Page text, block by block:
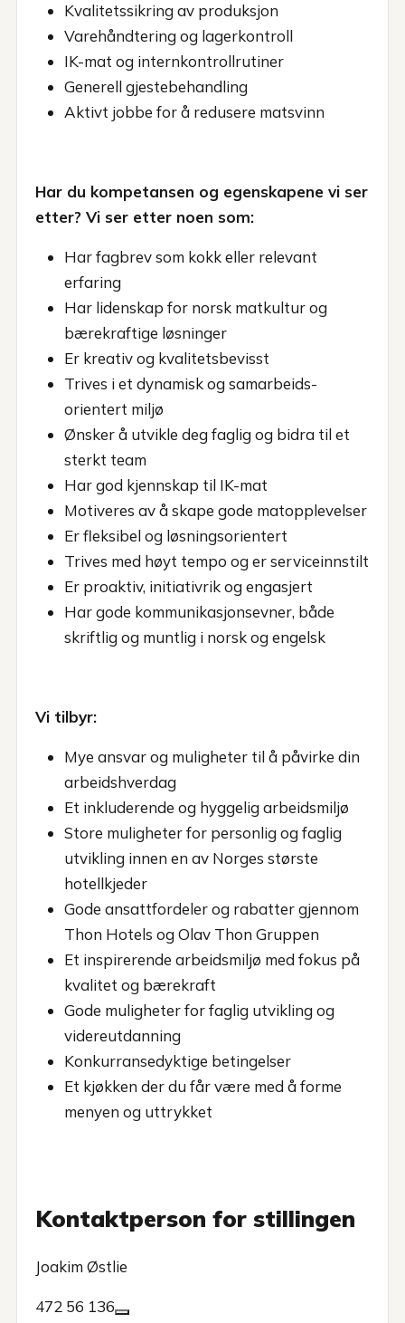
Kvalitetssikring av produksjon
Varehåndtering og lagerkontroll
IK-mat og internkontrollrutiner
Generell gjestebehandling
Aktivt jobbe for å redusere matsvinn
Har du kompetansen og egenskapene vi ser
etter? Vi ser etter noen som:
Har fagbrev som kokk eller relevant
erfaring
Har lidenskap for norsk matkultur og
bærekraftige løsninger
Er kreativ og kvalitetsbevisst
Trives i et dynamisk og samarbeids-
orientert miljø
Ønsker å utvikle deg faglig og bidra til et
sterkt team
Har god kjennskap til IK-mat
Motiveres av å skape gode matopplevelser
Er fleksibel og løsningsorientert
Trives med høyt tempo og er serviceinnstilt
Er proaktiv, initiativrik og engasjert
Har gode kommunikasjonsevner, både
skriftlig og muntlig i norsk og engelsk
Vi tilbyr:
Mye ansvar og muligheter til å påvirke din
arbeidshverdag
Et inkluderende og hyggelig arbeidsmiljø
Store muligheter for personlig og faglig
utvikling innen en av Norges største
hotellkjeder
Gode ansattfordeler og rabatter gjennom
Thon Hotels og Olav Thon Gruppen
Et inspirerende arbeidsmiljø med fokus på
kvalitet og bærekraft
Gode muligheter for faglig utvikling og
videreutdanning
Konkurransedyktige betingelser
Et kjøkken der du får være med å forme
menyen og uttrykket
Kontaktperson for stillingen
Joakim Østlie
472 56 136